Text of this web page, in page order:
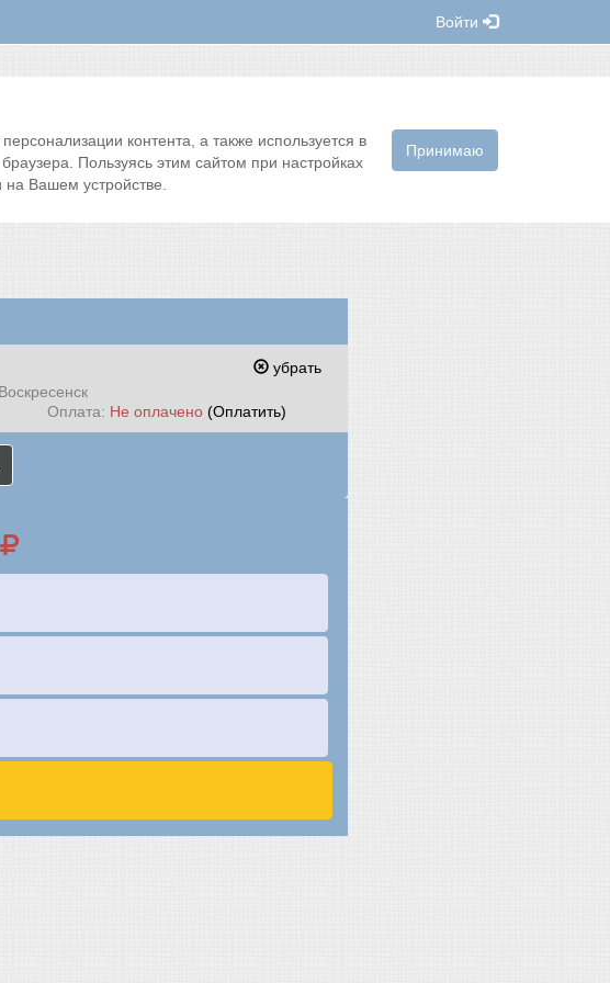
Войти
Принимаю
контента, а также используется в
Пользуясь этим сайтом при настройках
Вашем устройстве.
убрать
Оплата: Не оплачено (Оплатить)